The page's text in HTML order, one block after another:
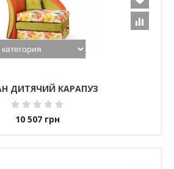
ДИТЯЧИЙ КАРАПУЗ
10 507 грн